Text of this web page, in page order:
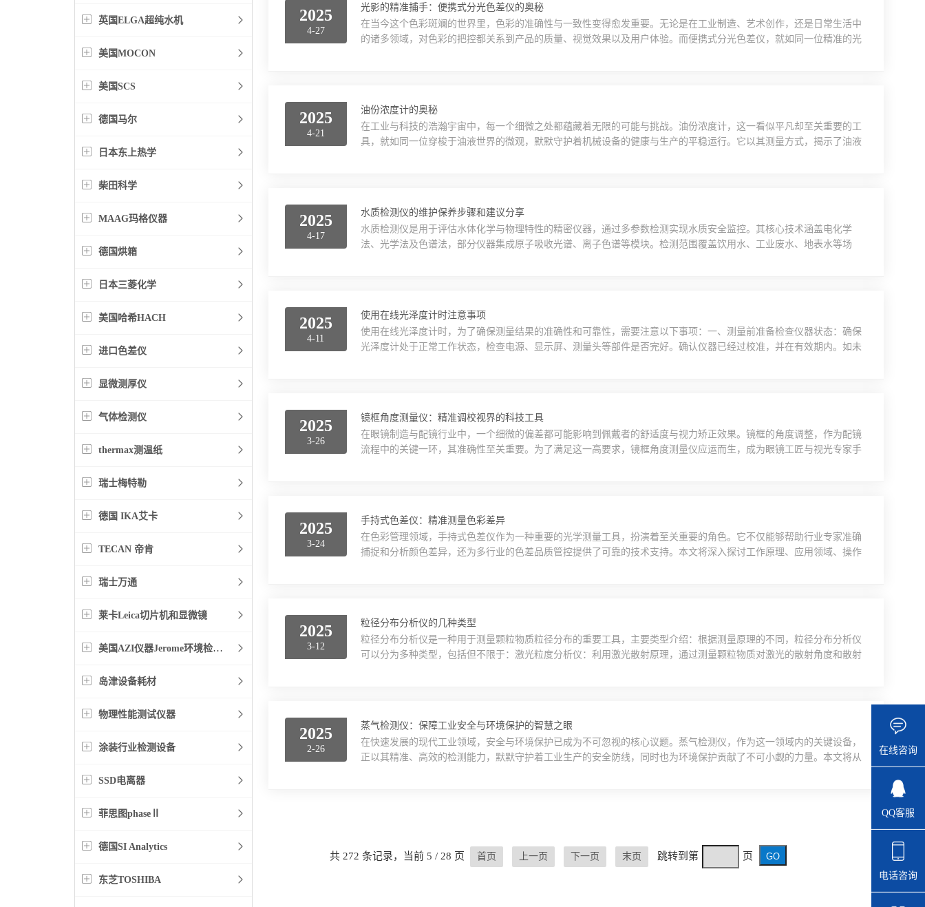
英国ELGA超纯水机
美国MOCON
美国SCS
德国马尔
日本东上热学
柴田科学
MAAG玛格仪器
德国烘箱
日本三菱化学
美国哈希HACH
进口色差仪
显微测厚仪
气体检测仪
thermax测温纸
瑞士梅特勒
德国 IKA艾卡
TECAN 帝肯
瑞士万通
莱卡Leica切片机和显微镜
美国AZI仪器Jerome环境检测仪器
岛津设备耗材
物理性能测试仪器
涂装行业检测设备
SSD电离器
菲思图phaseⅡ
德国SI Analytics
东芝TOSHIBA
2025
4-27
光影的精准捕手：便携式分光色差仪的奥秘
在当今这个色彩斑斓的世界里，色彩的准确性与一致性变得愈发重要。无论是在工业制造、艺术创作，还是日常生活中
的诸多领域，对色彩的把控都关系到产品的质量、视觉效果以及用户体验。而便携式分光色差仪，就如同一位精准的光
2025
4-21
油份浓度计的奥秘
在工业与科技的浩瀚宇宙中，每一个细微之处都蕴藏着无限的可能与挑战。油份浓度计，这一看似平凡却至关重要的工
具，就如同一位穿梭于油液世界的微观，默默守护着机械设备的健康与生产的平稳运行。它以其测量方式，揭示了油液
2025
4-17
水质检测仪的维护保养步骤和建议分享
水质检测仪是用于评估水体化学与物理特性的精密仪器，通过多参数检测实现水质安全监控。其核心技术涵盖电化学
法、光学法及色谱法，部分仪器集成原子吸收光谱、离子色谱等模块。检测范围覆盖饮用水、工业废水、地表水等场
2025
4-11
使用在线光泽度计时注意事项
使用在线光泽度计时，为了确保测量结果的准确性和可靠性，需要注意以下事项：一、测量前准备检查仪器状态：确保
光泽度计处于正常工作状态，检查电源、显示屏、测量头等部件是否完好。确认仪器已经过校准，并在有效期内。如未
2025
3-26
镜框角度测量仪：精准调校视界的科技工具
在眼镜制造与配镜行业中，一个细微的偏差都可能影响到佩戴者的舒适度与视力矫正效果。镜框的角度调整，作为配镜
流程中的关键一环，其准确性至关重要。为了满足这一高要求，镜框角度测量仪应运而生，成为眼镜工匠与视光专家手
2025
3-24
手持式色差仪：精准测量色彩差异
在色彩管理领域，手持式色差仪作为一种重要的光学测量工具，扮演着至关重要的角色。它不仅能够帮助行业专家准确
捕捉和分析颜色差异，还为多行业的色差品质管控提供了可靠的技术支持。本文将深入探讨工作原理、应用领域、操作
2025
3-12
粒径分布分析仪的几种类型
粒径分布分析仪是一种用于测量颗粒物质粒径分布的重要工具，主要类型介绍：根据测量原理的不同，粒径分布分析仪
可以分为多种类型，包括但不限于：激光粒度分析仪：利用激光散射原理，通过测量颗粒物质对激光的散射角度和散射
2025
2-26
蒸气检测仪：保障工业安全与环境保护的智慧之眼
在快速发展的现代工业领域，安全与环境保护已成为不可忽视的核心议题。蒸气检测仪，作为这一领域内的关键设备，
正以其精准、高效的检测能力，默默守护着工业生产的安全防线，同时也为环境保护贡献了不可小觑的力量。本文将从
共 272 条记录，当前 5 / 28 页 首页 上一页 下一页 末页 跳转到第 页
在线咨询
QQ客服
电话咨询